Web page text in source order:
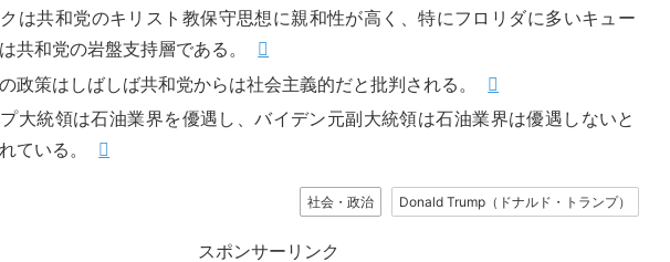
は共和党のキリスト教保守思想に親和性が高く、特にフロリダに多いキュー
共和党の岩盤支持層である。
政策はしばしば共和党からは社会主義的だと批判される。
プ大統領は石油業界を優遇し、バイデン元副大統領は石油業界は優遇しないと
ている。
社会・政治 Donald Trump（ドナルド・トランプ）
スポンサーリンク